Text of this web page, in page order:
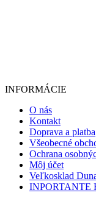
INFORMÁCIE
O nás
Kontakt
Doprava a platba
Všeobecné
Ochrana
Môj účet
Veľkosklad
INPORTANTE